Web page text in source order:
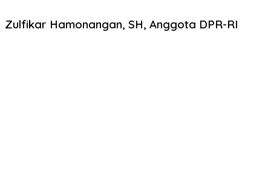
Zulfikar Hamonangan, SH, Anggota DPR-RI